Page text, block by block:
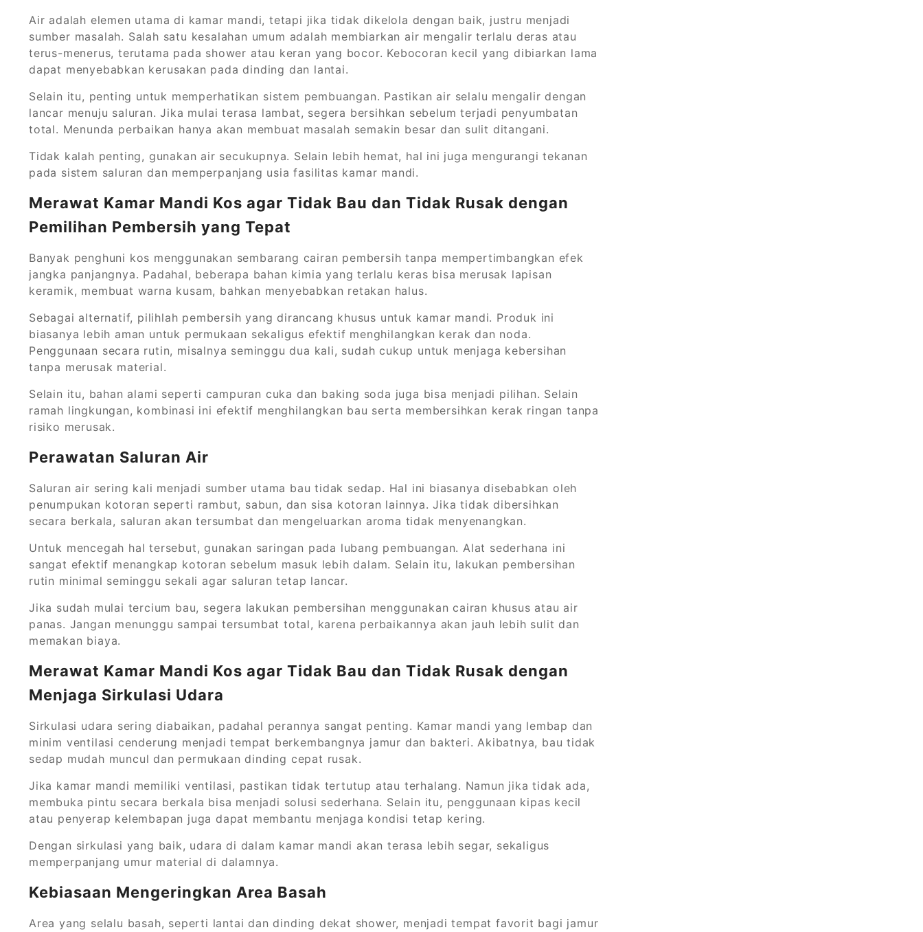
Air adalah elemen utama di kamar mandi, tetapi jika tidak dikelola dengan baik, justru menjadi
sumber masalah. Salah satu kesalahan umum adalah membiarkan air mengalir terlalu deras atau
terus-menerus, terutama pada shower atau keran yang bocor. Kebocoran kecil yang dibiarkan lama
dapat menyebabkan kerusakan pada dinding dan lantai.
Selain itu, penting untuk memperhatikan sistem pembuangan. Pastikan air selalu mengalir dengan
lancar menuju saluran. Jika mulai terasa lambat, segera bersihkan sebelum terjadi penyumbatan
total. Menunda perbaikan hanya akan membuat masalah semakin besar dan sulit ditangani.
Tidak kalah penting, gunakan air secukupnya. Selain lebih hemat, hal ini juga mengurangi tekanan
pada sistem saluran dan memperpanjang usia fasilitas kamar mandi.
Merawat Kamar Mandi Kos agar Tidak Bau dan Tidak Rusak dengan
Pemilihan Pembersih yang Tepat
Banyak penghuni kos menggunakan sembarang cairan pembersih tanpa mempertimbangkan efek
jangka panjangnya. Padahal, beberapa bahan kimia yang terlalu keras bisa merusak lapisan
keramik, membuat warna kusam, bahkan menyebabkan retakan halus.
Sebagai alternatif, pilihlah pembersih yang dirancang khusus untuk kamar mandi. Produk ini
biasanya lebih aman untuk permukaan sekaligus efektif menghilangkan kerak dan noda.
Penggunaan secara rutin, misalnya seminggu dua kali, sudah cukup untuk menjaga kebersihan
tanpa merusak material.
Selain itu, bahan alami seperti campuran cuka dan baking soda juga bisa menjadi pilihan. Selain
ramah lingkungan, kombinasi ini efektif menghilangkan bau serta membersihkan kerak ringan tanpa
risiko merusak.
Perawatan Saluran Air
Saluran air sering kali menjadi sumber utama bau tidak sedap. Hal ini biasanya disebabkan oleh
penumpukan kotoran seperti rambut, sabun, dan sisa kotoran lainnya. Jika tidak dibersihkan
secara berkala, saluran akan tersumbat dan mengeluarkan aroma tidak menyenangkan.
Untuk mencegah hal tersebut, gunakan saringan pada lubang pembuangan. Alat sederhana ini
sangat efektif menangkap kotoran sebelum masuk lebih dalam. Selain itu, lakukan pembersihan
rutin minimal seminggu sekali agar saluran tetap lancar.
Jika sudah mulai tercium bau, segera lakukan pembersihan menggunakan cairan khusus atau air
panas. Jangan menunggu sampai tersumbat total, karena perbaikannya akan jauh lebih sulit dan
memakan biaya.
Merawat Kamar Mandi Kos agar Tidak Bau dan Tidak Rusak dengan
Menjaga Sirkulasi Udara
Sirkulasi udara sering diabaikan, padahal perannya sangat penting. Kamar mandi yang lembap dan
minim ventilasi cenderung menjadi tempat berkembangnya jamur dan bakteri. Akibatnya, bau tidak
sedap mudah muncul dan permukaan dinding cepat rusak.
Jika kamar mandi memiliki ventilasi, pastikan tidak tertutup atau terhalang. Namun jika tidak ada,
membuka pintu secara berkala bisa menjadi solusi sederhana. Selain itu, penggunaan kipas kecil
atau penyerap kelembapan juga dapat membantu menjaga kondisi tetap kering.
Dengan sirkulasi yang baik, udara di dalam kamar mandi akan terasa lebih segar, sekaligus
memperpanjang umur material di dalamnya.
Kebiasaan Mengeringkan Area Basah
Area yang selalu basah, seperti lantai dan dinding dekat shower, menjadi tempat favorit bagi jamur